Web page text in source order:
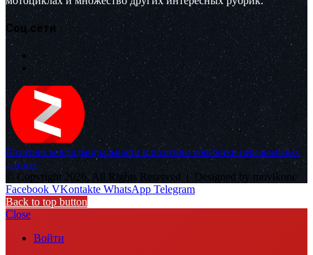
Соц.сети
Политика конфиденциальности и политика обработки персональных
данных
© Copyright 2026, All Rights Reserved | Designed by muvikone
Facebook VKontakte WhatsApp Telegram
Back to top button
Close
Войти